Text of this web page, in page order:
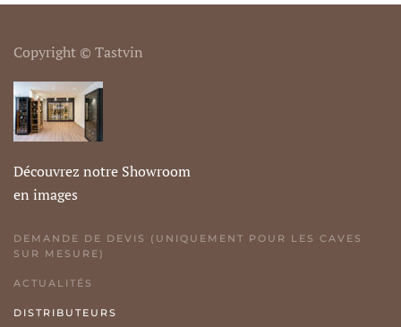
Copyright © Tastvin
Découvrez notre Showroom
en images
DEMANDE DE DEVIS (UNIQUEMENT POUR LES CAVES
SUR MESURE)
ACTUALITÉS
DISTRIBUTEURS